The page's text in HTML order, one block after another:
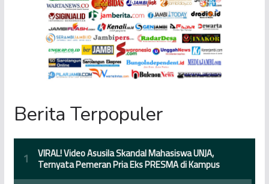
Berita Terpopuler